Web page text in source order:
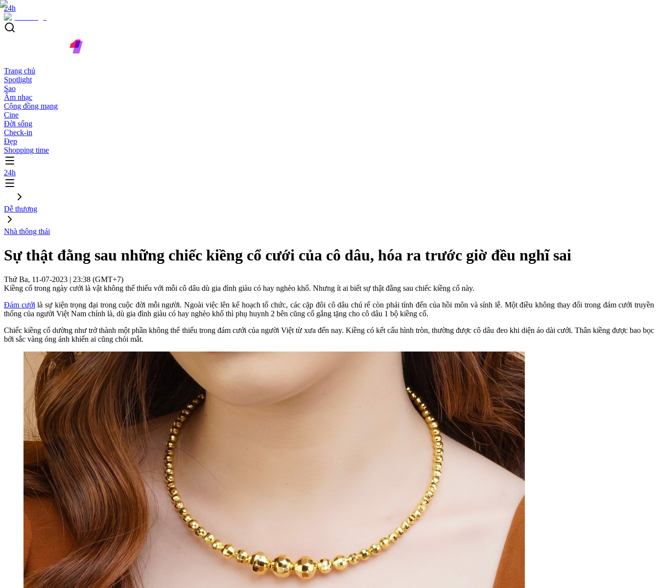
24h
Trang chủ
Spotlight
Sao
Âm nhạc
Cộng đồng mạng
Cine
Đời sống
Check-in
Đẹp
Shopping time
24h
Dễ thương
Nhà thông thái
Sự thật đằng sau những chiếc kiềng cổ cưới của cô dâu, hóa ra trước giờ đều nghĩ sai
Thứ Ba, 11-07-2023 | 23:38 (GMT+7)
Kiềng cổ trong ngày cưới là vật không thể thiếu với mỗi cô dâu dù gia đình giàu có hay nghèo khổ. Nhưng ít ai biết sự thật đằng sau chiếc kiềng cổ này.
Đám cưới là sự kiện trọng đại trong cuộc đời mỗi người. Ngoài việc lên kế hoạch tổ chức, các cặp đôi cô dâu chú rể còn phải tính đến của hồi môn và sính lễ. Một điều không thay đổi trong đám cưới truyền
thống của người Việt Nam chính là, dù gia đình giàu có hay nghèo khổ thì phụ huynh 2 bên cũng cố gắng tặng cho cô dâu 1 bộ kiềng cổ.
Chiếc kiềng cổ dường như trở thành một phần không thể thiếu trong đám cưới của người Việt từ xưa đến nay. Kiềng có kết cấu hình tròn, thường được cô dâu đeo khi diện áo dài cưới. Thân kiềng được bao bọc
bởi sắc vàng óng ánh khiến ai cũng chói mắt.